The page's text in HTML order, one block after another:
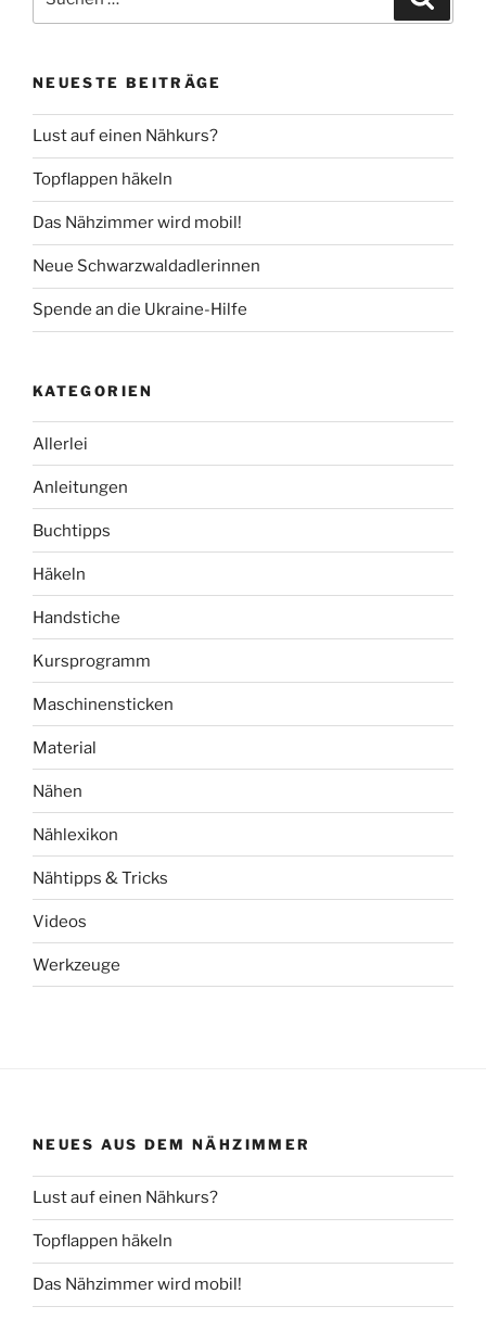
nach:
NEUESTE BEITRÄGE
Lust auf einen Nähkurs?
Topflappen häkeln
Das Nähzimmer wird mobil!
Neue Schwarzwaldadlerinnen
Spende an die Ukraine-Hilfe
KATEGORIEN
Allerlei
Anleitungen
Buchtipps
Häkeln
Handstiche
Kursprogramm
Maschinensticken
Material
Nähen
Nählexikon
Nähtipps & Tricks
Videos
Werkzeuge
NEUES AUS DEM NÄHZIMMER
Lust auf einen Nähkurs?
Topflappen häkeln
Das Nähzimmer wird mobil!